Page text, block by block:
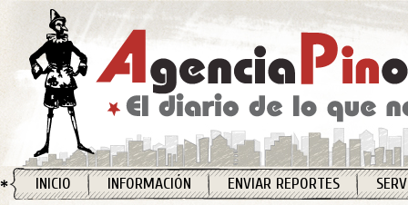
INICIO INFORMACIÓN ENVIAR REPORTES